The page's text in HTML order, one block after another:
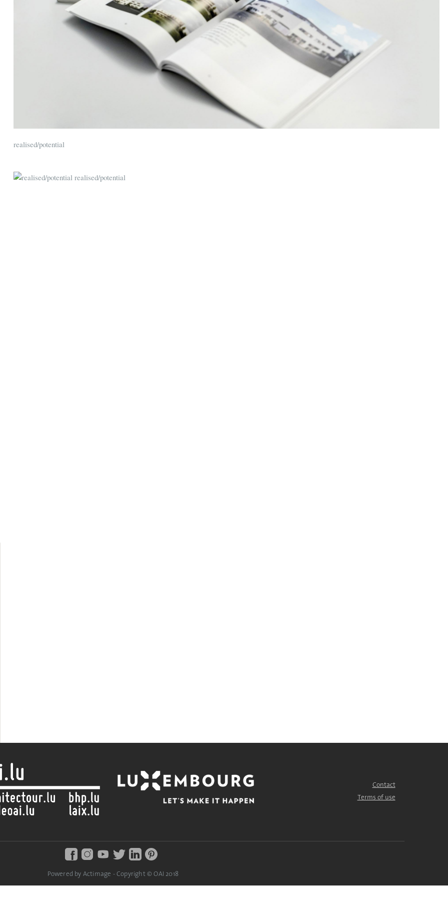
realised/potential
realised/potential
Contact
Terms of use
Powered by Actimage - Copyright © OAI 2018